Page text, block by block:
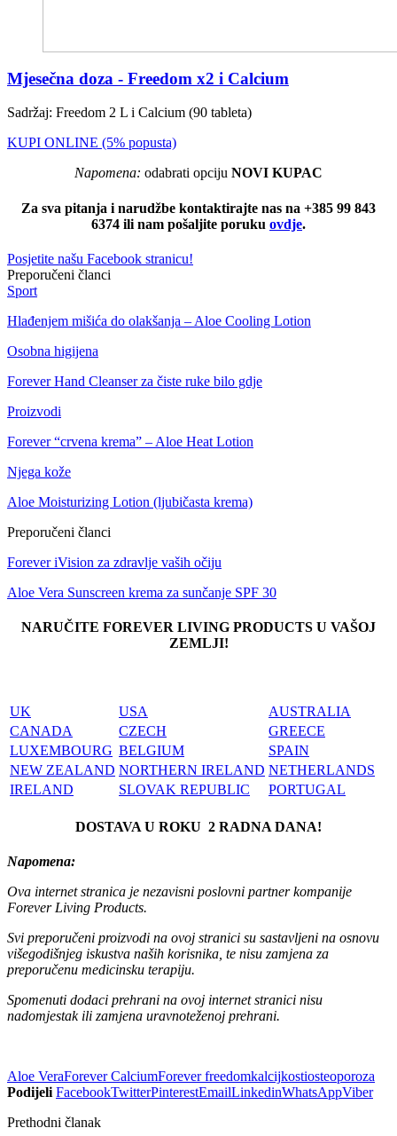
Mjesečna doza - Freedom x2 i Calcium
Sadržaj: Freedom 2 L i Calcium (90 tableta)
KUPI ONLINE (5% popusta)
Napomena: odabrati opciju NOVI KUPAC
Za sva pitanja i narudžbe kontaktirajte nas na +385 99 843
6374 ili nam pošaljite poruku ovdje.
Posjetite našu Facebook stranicu!
Preporučeni članci
Sport
Hlađenjem mišića do olakšanja – Aloe Cooling Lotion
Osobna higijena
Forever Hand Cleanser za čiste ruke bilo gdje
Proizvodi
Forever “crvena krema” – Aloe Heat Lotion
Njega kože
Aloe Moisturizing Lotion (ljubičasta krema)
Preporučeni članci
Forever iVision za zdravlje vaših očiju
Aloe Vera Sunscreen krema za sunčanje SPF 30
NARUČITE FOREVER LIVING PRODUCTS U VAŠOJ
ZEMLJI!
UK USA
AUSTRALIA
CANADA
CZECH
GREECE
LUXEMBOURG BELGIUM
SPAIN
NEW ZEALAND NORTHERN IRELAND NETHERLANDS
IRELAND
SLOVAK REPUBLIC PORTUGAL
DOSTAVA U ROKU 2 RADNA DANA!
Napomena:
Ova internet stranica je nezavisni poslovni partner kompanije
Forever Living Products.
Svi preporučeni proizvodi na ovoj stranici su sastavljeni na osnovu
višegodišnjeg iskustva naših korisnika, te nisu zamjena za
preporučenu medicinsku terapiju.
Spomenuti dodaci prehrani na ovoj internet stranici nisu
nadomjestak ili zamjena uravnoteženoj prehrani.
Aloe VeraForever CalciumForever freedomkalcijkostiosteoporoza
Podijeli FacebookTwitterPinterestEmailLinkedinWhatsAppViber
Prethodni članak